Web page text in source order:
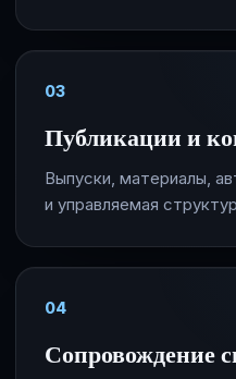
03
Публикации и
Выпуски, материалы,
и управляемая
04
Сопровождение